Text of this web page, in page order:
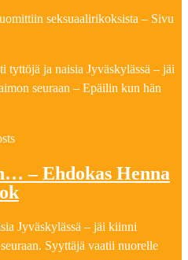
seksuaalirikoksista – Sivu
ja naisia Jyväskylässä – jäi
seuraan – Epäilin kun hän
– Ehdokas Henna
Jyväskylässä – jäi kiinni
Syyttäjä vaatii nuorelle